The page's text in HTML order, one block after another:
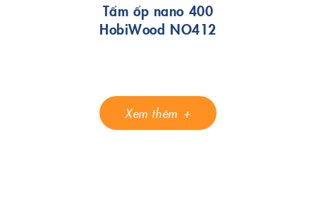
Tấm ốp nano 400
HobiWood NO412
Xem thêm